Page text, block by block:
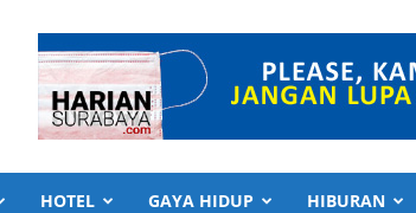
HOTEL GAYA HIDUP HIBURAN